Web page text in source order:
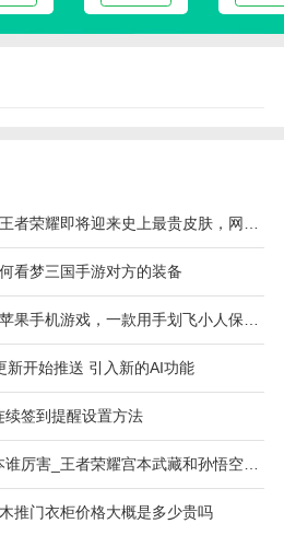
们的房间变得干净了。
图标中还有着其他商店，在
电视机、插板、电脑、汽车等
并进行布置。
在这里拥有大量的房间场景
有着大量的实际订单，附带
根据顾客的需求设计出合理的
幽冥火需要多少钱_王者荣耀即将迎来史上最贵皮肤，网友表示花
看梦三国手游对方的装备
堡垒之夜食用苹果_苹果手机游戏，一款用手划飞小人保护城堡的
新开始推送 引入新的AI功能
签到提醒设置方法
王者荣耀猴子和宫本谁厉害_王者荣耀宫本武藏和孙悟空哪个好
推门衣柜价格大概是多少贵吗